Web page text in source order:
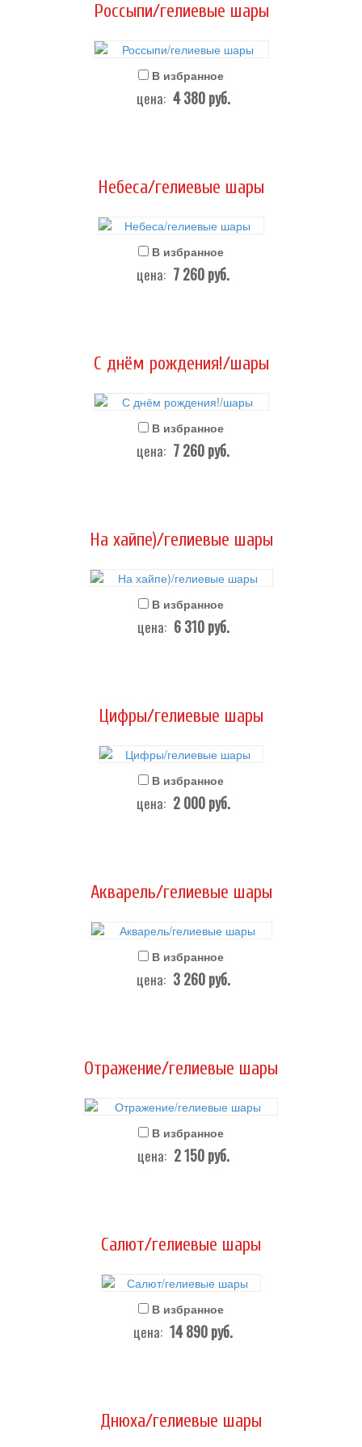
Россыпи/гелиевые шары
В избранное
цена: 4 380руб.
Небеса/гелиевые шары
В избранное
цена: 7 260руб.
С днём рождения!/шары
В избранное
цена: 7 260руб.
На хайпе)/гелиевые шары
В избранное
цена: 6 310руб.
Цифры/гелиевые шары
В избранное
цена: 2 000руб.
Акварель/гелиевые шары
В избранное
цена: 3 260руб.
Отражение/гелиевые шары
В избранное
цена: 2 150руб.
Салют/гелиевые шары
В избранное
цена: 14 890руб.
Днюха/гелиевые шары